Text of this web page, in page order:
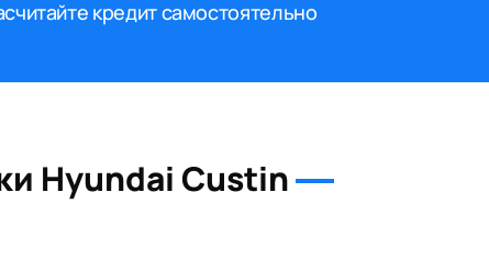
кредит самостоятельно
Hyundai Custin